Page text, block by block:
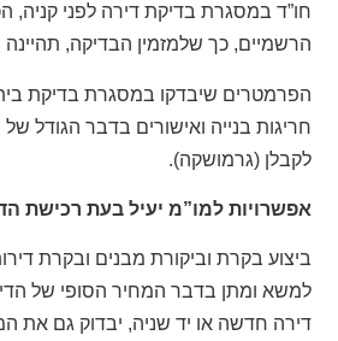
חו”ד במסגרת בדיקת דירה לפני קניה,
הרשמיים, כך שלמזמין הבדיקה, תהיינה
הפרמטרים שיבדקו במסגרת בדיקת בית
חריגות בנייה ואישורים בדבר הגודל
לקבלן (גרמושקה).
אפשרויות למו”מ יעיל בעת רכישת
ביצוע בקרת וביקורת מבנים ובקרת
למשא ומתן בדבר המחיר הסופי של
דירה חדשה או יד שניה, יבדוק גם את